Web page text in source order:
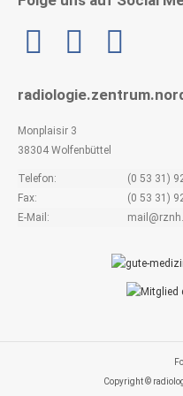
Monplaisir 3
38304 Wolfenbüttel
Telefon:
(0 53 31)
Fax:
(0 53 31)
E-Mail:
Copyright ©